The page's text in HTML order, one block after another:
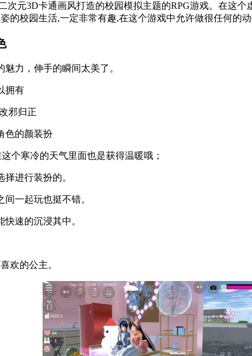
次元3D卡通画风打造的校园模拟主题的RPG游戏。在这
的校园生活,一定非常有趣,在这个游戏中允许做很任何的动
力，伸手的瞬间太美了。
拥有
邪归正
色的颜装扮
个寒冷的天气里面也是获得温暖哦；
进行装扮的。
一起玩也挺不错。
速的沉浸其中。
欢的公主。